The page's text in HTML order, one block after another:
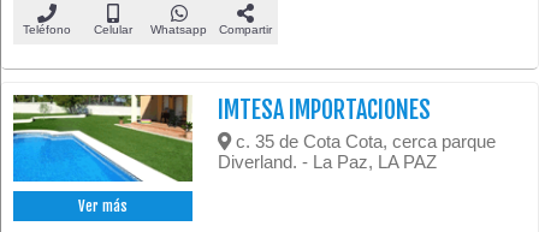
Teléfono Celular Whatsapp Compartir
Ver más
IMTESA IMPORTACIONES
c. 35 de Cota Cota, cerca parque
Diverland. - La Paz, LA PAZ